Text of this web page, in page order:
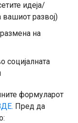
идеја/
вашиот развој)
на
социјалната
формуларот
Пред да